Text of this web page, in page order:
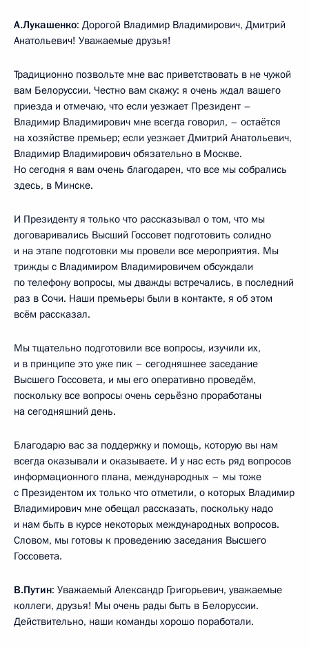
А.Лукашенко: Дорогой Владимир Владимирович, Дмитрий
Анатольевич! Уважаемые друзья!
Традиционно позвольте мне вас приветствовать в не чужой
вам Белоруссии. Честно вам скажу: я очень ждал вашего
приезда и отмечаю, что если уезжает Президент –
Владимир Владимирович мне всегда говорил, – остаётся
на хозяйстве премьер; если уезжает Дмитрий Анатольевич,
Владимир Владимирович обязательно в Москве.
Но сегодня я вам очень благодарен, что все мы собрались
здесь, в Минске.
И Президенту я только что рассказывал о том, что мы
договаривались Высший Госсовет подготовить солидно
и на этапе подготовки мы провели все мероприятия. Мы
трижды с Владимиром Владимировичем обсуждали
по телефону вопросы, мы дважды встречались, в последний
раз в Сочи. Наши премьеры были в контакте, я об этом
всём рассказал.
Мы тщательно подготовили все вопросы, изучили их,
и в принципе это уже пик – сегодняшнее заседание
Высшего Госсовета, и мы его оперативно проведём,
поскольку все вопросы очень серьёзно проработаны
на сегодняшний день.
Благодарю вас за поддержку и помощь, которую вы нам
всегда оказывали и оказываете. И у нас есть ряд вопросов
информационного плана, международных – мы тоже
с Президентом их только что отметили, о которых Владимир
Владимирович мне обещал рассказать, поскольку надо
и нам быть в курсе некоторых международных вопросов.
Словом, мы готовы к проведению заседания Высшего
Госсовета.
В.Путин: Уважаемый Александр Григорьевич, уважаемые
коллеги, друзья! Мы очень рады быть в Белоруссии.
Действительно, наши команды хорошо поработали.